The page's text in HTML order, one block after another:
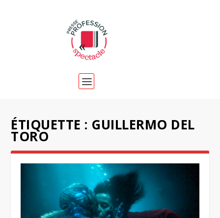
ÉTIQUETTE : GUILLERMO DEL
TORO